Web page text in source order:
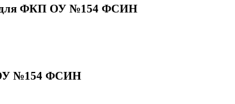
для ФКП ОУ №154 ФСИН
ОУ №154 ФСИН